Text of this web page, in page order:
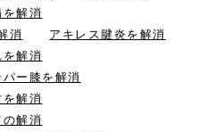
解消
消
アキレス腱炎を解消
解消
パー膝を解消
解消
解消